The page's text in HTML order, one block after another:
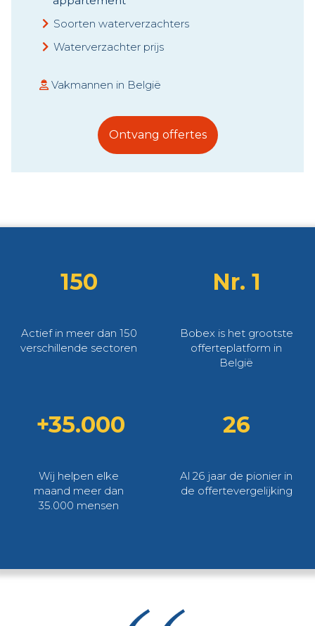
Soorten waterverzachters
Waterverzachter prijs
Vakmannen in België
Ontvang offertes
150
Actief in meer dan 150
verschillende sectoren
Nr. 1
Bobex is het grootste
offerteplatform in
België
+35.000
Wij helpen elke
maand meer dan
35.000 mensen
26
Al 26 jaar de pionier in
de offertevergelijking